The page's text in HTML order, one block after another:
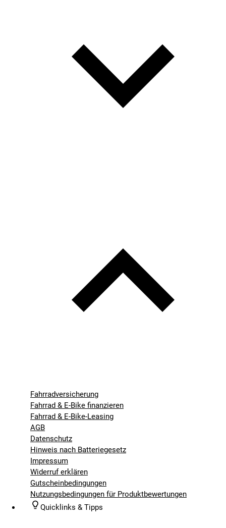
Fahrradversicherung
Fahrrad & E-Bike finanzieren
Fahrrad & E-Bike-Leasing
AGB
Datenschutz
Hinweis nach Batteriegesetz
Impressum
Widerruf erklären
Gutscheinbedingungen
Nutzungsbedingungen für Produktbewertungen
Quicklinks & Tipps